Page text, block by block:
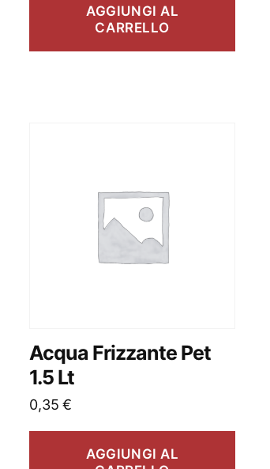
AGGIUNGI AL
CARRELLO
Acqua Frizzante Pet
1.5 Lt
0,35 €
AGGIUNGI AL